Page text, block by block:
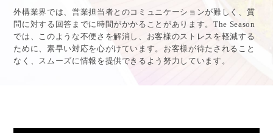
外構業界では、営業担当者とのコミュニケーションが難しく、質
問に対する回答までに時間がかかることがあります。The Season
では、このような不便さを解消し、お客様のストレスを軽減する
ために、素早い対応を心がけています。お客様が待たされること
なく、スムーズに情報を提供できるよう努力しています。